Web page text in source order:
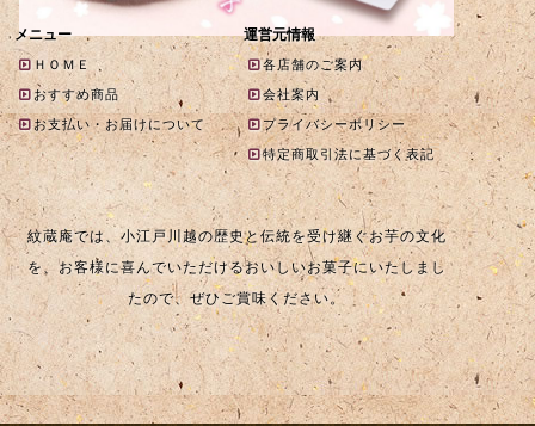
メニュー
ＨＯＭＥ
おすすめ商品
お支払い・お届けについて
運営元情報
各店舗のご案内
会社案内
プライバシーポリシー
特定商取引法に基づく表記
紋蔵庵では、小江戸川越の歴史と伝統を受け継ぐお芋の文化
を、お客様に喜んでいただけるおいしいお菓子にいたしまし
たので、ぜひご賞味ください。